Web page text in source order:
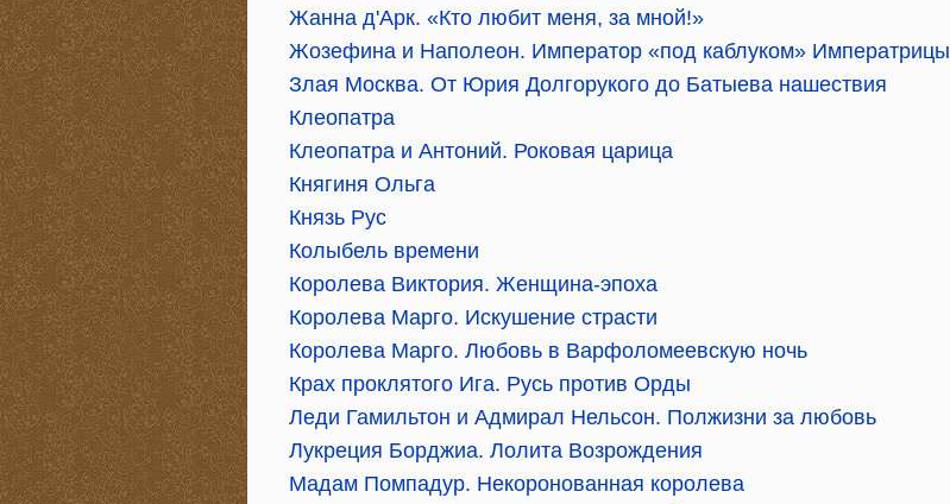
Жанна д'Арк. «Кто любит меня, за мной!»
Жозефина и Наполеон. Император «под каблуком» Императрицы
Злая Москва. От Юрия Долгорукого до Батыева нашествия
Клеопатра
Клеопатра и Антоний. Роковая царица
Княгиня Ольга
Князь Рус
Колыбель времени
Королева Виктория. Женщина-эпоха
Королева Марго. Искушение страсти
Королева Марго. Любовь в Варфоломеевскую ночь
Крах проклятого Ига. Русь против Орды
Леди Гамильтон и Адмирал Нельсон. Полжизни за любовь
Лукреция Борджиа. Лолита Возрождения
Мадам Помпадур. Некоронованная королева